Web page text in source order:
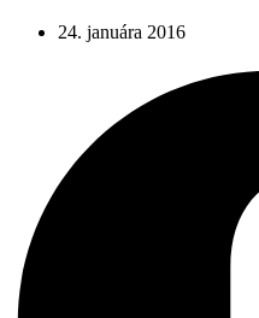
24. januára 2016